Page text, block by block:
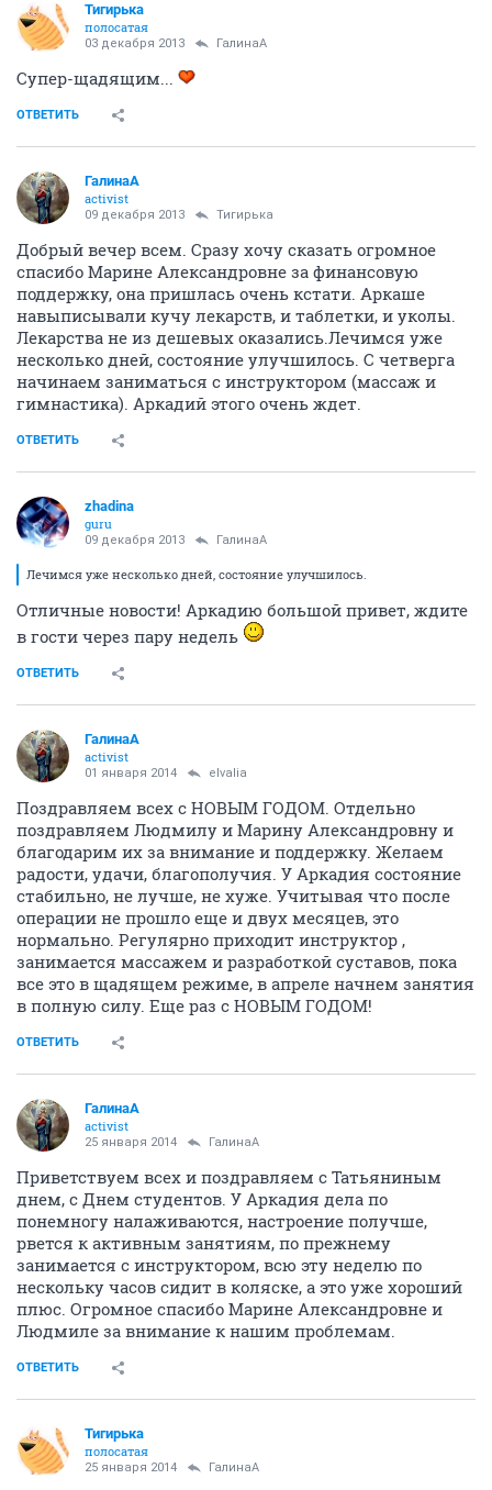
Тигирька
полосатая
03 декабря 2013 ГалинаА
Супер-щадящим...
ОТВЕТИТЬ
ГалинаА
activist
09 декабря 2013 Тигирька
Добрый вечер всем. Сразу хочу сказать огромное
спасибо Марине Александровне за финансовую
поддержку, она пришлась очень кстати. Аркаше
навыписывали кучу лекарств, и таблетки, и уколы.
Лекарства не из дешевых оказались.Лечимся уже
несколько дней, состояние улучшилось. С четверга
начинаем заниматься с инструктором (массаж и
гимнастика). Аркадий этого очень ждет.
ОТВЕТИТЬ
zhadina
guru
09 декабря 2013 ГалинаА
Лечимся уже несколько дней, состояние улучшилось.
Отличные новости! Аркадию большой привет, ждите
в гости через пару недель
ОТВЕТИТЬ
ГалинаА
activist
01 января 2014 elvalia
Поздравляем всех с НОВЫМ ГОДОМ. Отдельно
поздравляем Людмилу и Марину Александровну и
благодарим их за внимание и поддержку. Желаем
радости, удачи, благополучия. У Аркадия состояние
стабильно, не лучше, не хуже. Учитывая что после
операции не прошло еще и двух месяцев, это
нормально. Регулярно приходит инструктор ,
занимается массажем и разработкой суставов, пока
все это в щадящем режиме, в апреле начнем занятия
в полную силу. Еще раз с НОВЫМ ГОДОМ!
ОТВЕТИТЬ
ГалинаА
activist
25 января 2014 ГалинаА
Приветствуем всех и поздравляем с Татьяниным
днем, с Днем студентов. У Аркадия дела по
понемногу налаживаются, настроение получше,
рвется к активным занятиям, по прежнему
занимается с инструктором, всю эту неделю по
нескольку часов сидит в коляске, а это уже хороший
плюс. Огромное спасибо Марине Александровне и
Людмиле за внимание к нашим проблемам.
ОТВЕТИТЬ
Тигирька
полосатая
25 января 2014 ГалинаА